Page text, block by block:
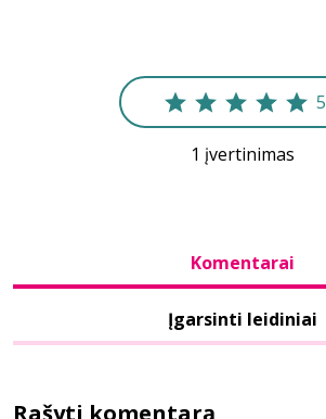
Bibliotekoms
1 įvertinimas
Komentarai
Įgarsinti leidiniai
Rašyti komentarą